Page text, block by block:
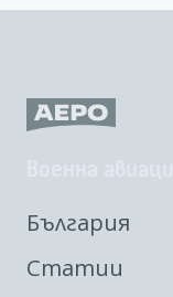
България
Статии